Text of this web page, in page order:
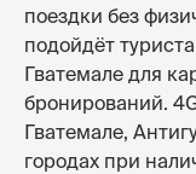
поездки без
подойдёт
Гватемале для
бронирований.
Гватемале,
городах при